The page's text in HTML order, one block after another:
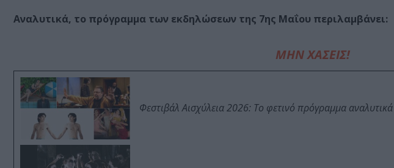
Αναλυτικά, το πρόγραμμα των εκδηλώσεων της 7ης Μαΐου περιλαμβάνει:
ΜΗΝ ΧΑΣΕΙΣ!
Φεστιβάλ Αισχύλεια 2026: Το φετινό πρόγραμμα αναλυτικά